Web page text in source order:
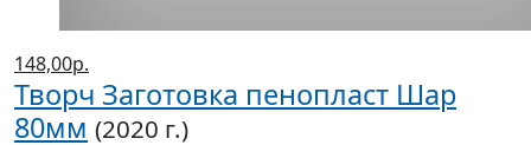
148,00р.
Творч Заготовка пенопласт Шар
80мм (2020 г.)